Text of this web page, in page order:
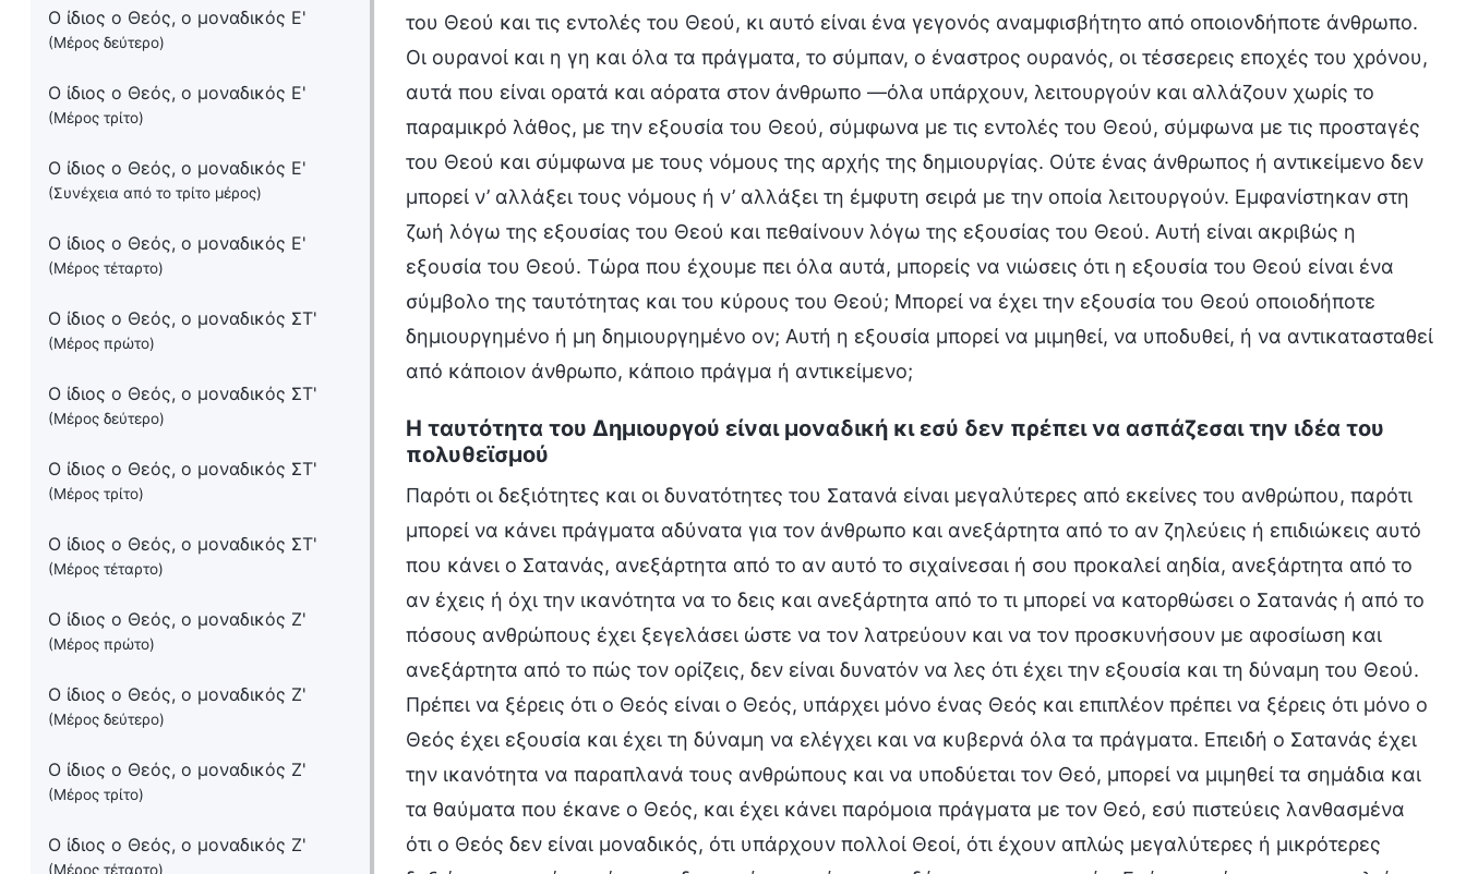
Ο ίδιος ο Θεός, ο μοναδικός Ε'
(Μέρος δεύτερο)
Ο ίδιος ο Θεός, ο μοναδικός Ε'
(Μέρος τρίτο)
Ο ίδιος ο Θεός, ο μοναδικός Ε'
(Συνέχεια από το τρίτο μέρος)
Ο ίδιος ο Θεός, ο μοναδικός Ε'
(Μέρος τέταρτο)
Ο ίδιος ο Θεός, ο μοναδικός ΣΤ'
(Μέρος πρώτο)
Ο ίδιος ο Θεός, ο μοναδικός ΣΤ'
(Μέρος δεύτερο)
Ο ίδιος ο Θεός, ο μοναδικός ΣΤ'
(Μέρος τρίτο)
Ο ίδιος ο Θεός, ο μοναδικός ΣΤ'
(Μέρος τέταρτο)
Ο ίδιος ο Θεός, ο μοναδικός Ζ'
(Μέρος πρώτο)
Ο ίδιος ο Θεός, ο μοναδικός Ζ'
(Μέρος δεύτερο)
Ο ίδιος ο Θεός, ο μοναδικός Ζ'
(Μέρος τρίτο)
Ο ίδιος ο Θεός, ο μοναδικός Ζ'
(Μέρος τέταρτο)
του Θεού και τις εντολές του Θεού, κι αυτό είναι ένα γεγονός αναμφισβήτητο από οποιονδήποτε άνθρωπο.
Οι ουρανοί και η γη και όλα τα πράγματα, το σύμπαν, ο έναστρος ουρανός, οι τέσσερεις εποχές του χρόνου,
αυτά που είναι ορατά και αόρατα στον άνθρωπο —όλα υπάρχουν, λειτουργούν και αλλάζουν χωρίς το
παραμικρό λάθος, με την εξουσία του Θεού, σύμφωνα με τις εντολές του Θεού, σύμφωνα με τις προσταγές
του Θεού και σύμφωνα με τους νόμους της αρχής της δημιουργίας. Ούτε ένας άνθρωπος ή αντικείμενο δεν
μπορεί ν’ αλλάξει τους νόμους ή ν’ αλλάξει τη έμφυτη σειρά με την οποία λειτουργούν. Εμφανίστηκαν στη
ζωή λόγω της εξουσίας του Θεού και πεθαίνουν λόγω της εξουσίας του Θεού. Αυτή είναι ακριβώς η
εξουσία του Θεού. Τώρα που έχουμε πει όλα αυτά, μπορείς να νιώσεις ότι η εξουσία του Θεού είναι ένα
σύμβολο της ταυτότητας και του κύρους του Θεού; Μπορεί να έχει την εξουσία του Θεού οποιοδήποτε
δημιουργημένο ή μη δημιουργημένο ον; Αυτή η εξουσία μπορεί να μιμηθεί, να υποδυθεί, ή να αντικατασταθεί
από κάποιον άνθρωπο, κάποιο πράγμα ή αντικείμενο;
Η ταυτότητα του Δημιουργού είναι μοναδική κι εσύ δεν πρέπει να ασπάζεσαι την ιδέα του
πολυθεϊσμού
Παρότι οι δεξιότητες και οι δυνατότητες του Σατανά είναι μεγαλύτερες από εκείνες του ανθρώπου, παρότι
μπορεί να κάνει πράγματα αδύνατα για τον άνθρωπο και ανεξάρτητα από το αν ζηλεύεις ή επιδιώκεις αυτό
που κάνει ο Σατανάς, ανεξάρτητα από το αν αυτό το σιχαίνεσαι ή σου προκαλεί αηδία, ανεξάρτητα από το
αν έχεις ή όχι την ικανότητα να το δεις και ανεξάρτητα από το τι μπορεί να κατορθώσει ο Σατανάς ή από το
πόσους ανθρώπους έχει ξεγελάσει ώστε να τον λατρεύουν και να τον προσκυνήσουν με αφοσίωση και
ανεξάρτητα από το πώς τον ορίζεις, δεν είναι δυνατόν να λες ότι έχει την εξουσία και τη δύναμη του Θεού.
Πρέπει να ξέρεις ότι ο Θεός είναι ο Θεός, υπάρχει μόνο ένας Θεός και επιπλέον πρέπει να ξέρεις ότι μόνο ο
Θεός έχει εξουσία και έχει τη δύναμη να ελέγχει και να κυβερνά όλα τα πράγματα. Επειδή ο Σατανάς έχει
την ικανότητα να παραπλανά τους ανθρώπους και να υποδύεται τον Θεό, μπορεί να μιμηθεί τα σημάδια και
τα θαύματα που έκανε ο Θεός, και έχει κάνει παρόμοια πράγματα με τον Θεό, εσύ πιστεύεις λανθασμένα
ότι ο Θεός δεν είναι μοναδικός, ότι υπάρχουν πολλοί Θεοί, ότι έχουν απλώς μεγαλύτερες ή μικρότερες